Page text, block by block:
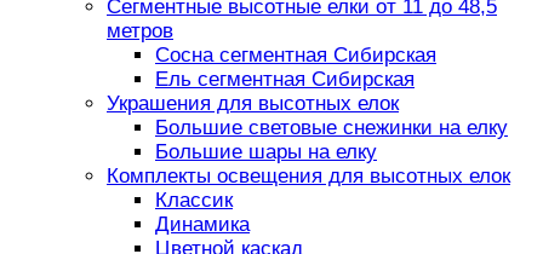
Сегментные высотные елки от 11 до 48,5
метров
Сосна сегментная Сибирская
Ель сегментная Сибирская
Украшения для высотных елок
Большие световые снежинки на елку
Большие шары на елку
Комплекты освещения для высотных елок
Классик
Динамика
Цветной каскад